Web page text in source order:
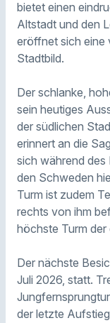
bietet einen
Altstadt und den
eröffnet sich eine
Stadtbild.
Der schlanke,
sein heutiges
der südlichen
erinnert an die
sich während des
den Schweden
Turm ist zudem
rechts von ihm
höchste Turm der
Der nächste
Juli 2026, statt.
der letzte